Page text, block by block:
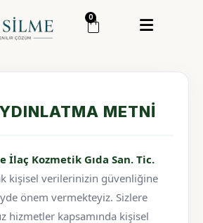
0
METNI
İlaç Kozmetik Gıda San. Tic.
kişisel verilerinizin güvenliğine
önem vermekteyiz. Sizlere
hizmetler kapsamında kişisel